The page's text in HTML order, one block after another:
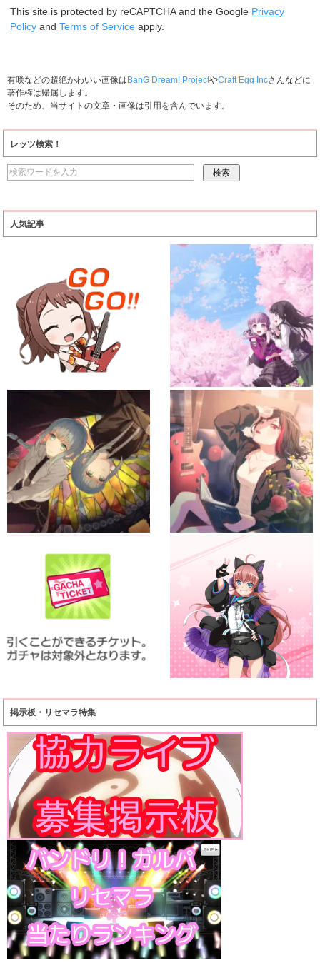
This site is protected by reCAPTCHA and the Google Privacy
Policy andTerms of Service apply.
有咲などの超絶かわいい画像は BanG Dream! ProjectやCraft Egg Incさんなどに
著作権は帰属します。
そのため、当サイトの文章・画像は引用を含んでいます。
レッツ検索！
人気記事
掲示板・リセマラ特集